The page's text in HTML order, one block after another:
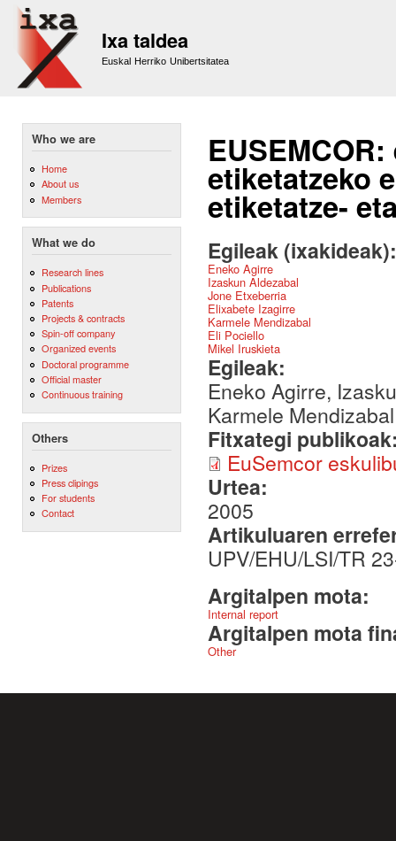
Ixa taldea
Euskal Herriko Unibertsitatea
Who we are
Home
About us
Members
What we do
Research lines
Publications
Patents
Projects & contracts
Spin-off company
Organized events
Doctoral programme
Official master
Continuous training
Others
Prizes
Press clipings
For students
Contact
etiketatzeko
etiketatze-
Egileak
Eneko Agirre
Izaskun Aldezabal
Jone Etxeberria
Elixabete Izagirre
Karmele Mendizabal
Eli Pociello
Mikel Iruskieta
Egileak:
Eneko Agirre,
Karmele
Fitxategi
EuSemcor
Urtea:
2005
Artikuluaren
UPV/EHU/LSI/TR
Argitalpen mota:
Internal report
Argitalpen mota
Other